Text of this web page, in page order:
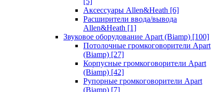
Аксессуары Allen&Heath [6]
Расширители ввода/вывода
Allen&Heath [1]
Звуковое оборудование Apart (Biamp) [100]
Потолочные громкоговорители Apart
(Biamp) [27]
Корпусные громкоговорители Apart
(Biamp) [42]
Рупорные громкоговорители Apart
(Biamp) [7]